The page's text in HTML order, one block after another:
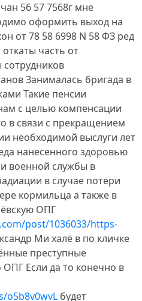
56 57 7568г мне
оформить выход на
от 78 58 6998 N 58 ФЗ ред
часть от
сотрудников
Занималась бригада в
Такие пенсии
с целью компенсации
в связи с прекращением
необходимой выслуги лет
нанесенного здоровью
военной службы в
в случае потери
кормильца а также в
ОПГ
post/1036033/https-
Ми халё в по кличке
преступные
Если да то конечно в
o5b8v0wvL будет